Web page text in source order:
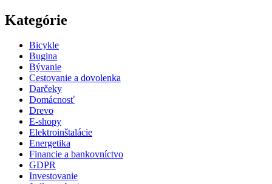
Kategórie
Bicykle
Bugina
Bývanie
Cestovanie a dovolenka
Darčeky
Domácnosť
Drevo
E-shopy
Elektroinštalácie
Energetika
Financie a bankovníctvo
GDPR
Investovanie